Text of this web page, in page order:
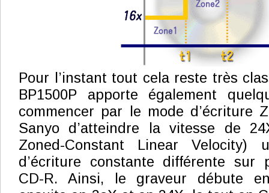
Pour l’instant tout cela reste très
BP1500P apporte également
commencer par le mode d’écriture
Sanyo d’atteindre la vitesse de
Zoned-Constant Linear Velocity)
d’écriture constante différente sur
CD-R. Ainsi, le graveur débute